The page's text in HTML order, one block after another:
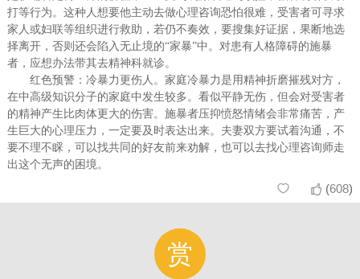
打等行为。这种人想要他主动去做心理咨询恐怕很难，受害者可寻求
家人或妇联等组织进行救助，若仍不奏效，要搜集好证据，果断地选
择离开，否则还会陷入无止境的“家暴”中。对患有人格障碍的施暴
者，应想办法带其去精神科就诊。
红色预警：冷暴力更伤人。家庭冷暴力是用精神折磨摧残对方，
在中高级知识分子的家庭中发生较多。看似平静无伤，但会对受害者
的精神产生比肉体更大的伤害。施暴者压抑愤怒情绪会非常痛苦，产
生巨大的心理压力，一定要及时表达出来。夫妻双方要试着沟通，不
要不理不睬，可以找共同的好友前来劝解，也可以去找心理咨询师走
出这个无声的困境。
 (608)

赏